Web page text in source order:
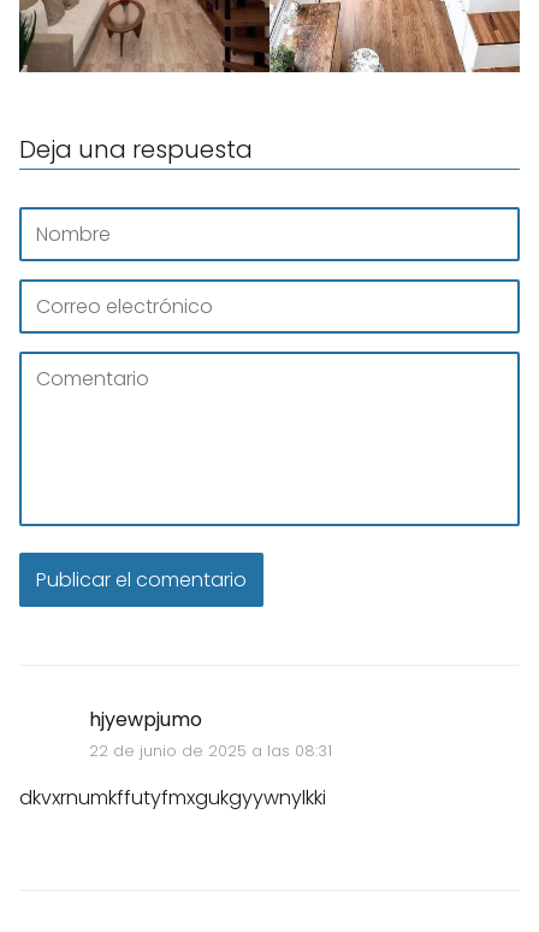
hjyewpjumo
22 de junio de 2025 a las 08:31
dkvxrnumkffutyfmxgukgyywnylkki
Deja una respuesta